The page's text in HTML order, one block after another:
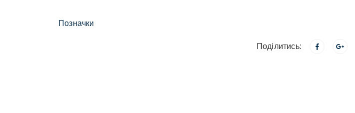
Позначки
Поділитись: